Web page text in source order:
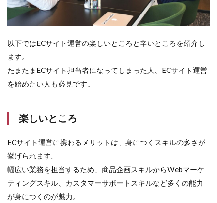
以下ではECサイト運営の楽しいところと辛いところを紹介し
ます。
たまたまECサイト担当者になってしまった人、ECサイト運営
を始めたい人も必見です。
楽しいところ
ECサイト運営に携わるメリットは、身につくスキルの多さが
挙げられます。
幅広い業務を担当するため、商品企画スキルからWebマーケ
ティングスキル、カスタマーサポートスキルなど多くの能力
が身につくのが魅力。